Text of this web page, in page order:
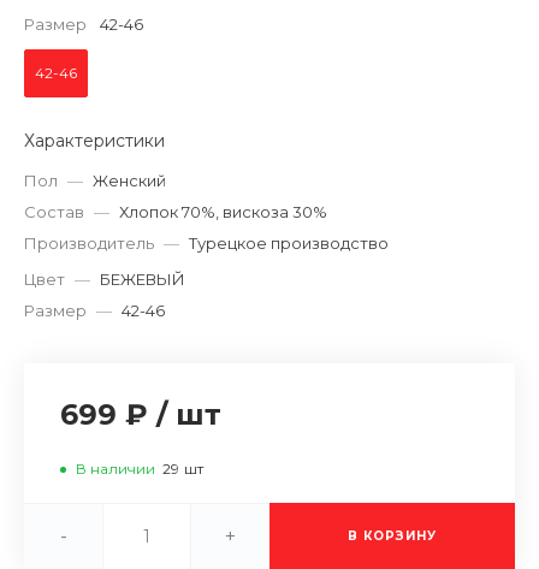
Размер 42-46
42-46
Характеристики
Пол — Женский
Состав — Хлопок 70%, вискоза 30%
Производитель — Турецкое производство
Цвет — БЕЖЕВЫЙ
Размер — 42-46
699 ₽ / шт
В наличии 29 шт
- + В КОРЗИНУ